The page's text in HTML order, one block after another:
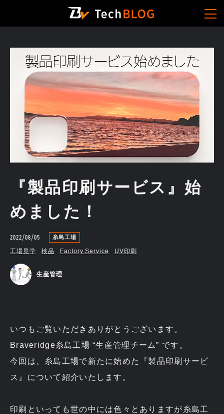
『製品印刷サービス』始
めました！
2022/08/05 糸島工場
工場見学 検品 Factory Service UV印刷
生産管理
いつもご覧いただきありがとうございます。
Braveridge糸島工場 “生産管理チーム” です。
今回は、糸島工場で新たに始めた『製品印刷サービ
ス』について紹介いたします。
印刷といっても世の中には色々とありますが糸島工